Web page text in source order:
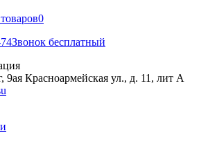
0
Звонок бесплатный
9ая Красноармейская ул., д. 11, лит А